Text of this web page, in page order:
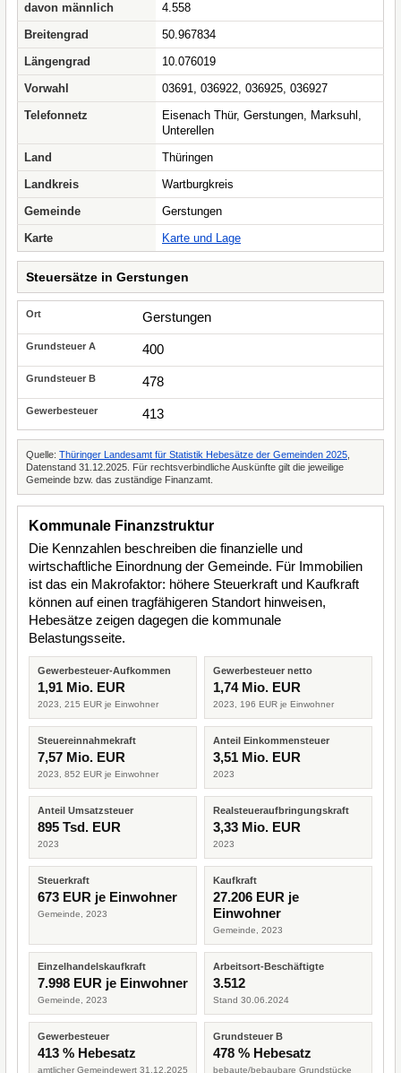
davon männlich
4.558
Breitengrad
50.967834
Längengrad
10.076019
Vorwahl
03691, 036922, 036925, 036927
Telefonnetz
Eisenach Thür, Gerstungen, Marksuhl,
Unterellen
Land
Thüringen
Landkreis
Wartburgkreis
Gemeinde
Gerstungen
Karte
Karte und Lage
Steuersätze in Gerstungen
Gerstungen
400
478
413
Quelle: Thüringer Landesamt für Statistik Hebesätze der Gemeinden 2025
Datenstand 31.12.2025. Für rechtsverbindliche Auskünfte gilt die jeweilige
Gemeinde bzw. das zuständige Finanzamt.
Kommunale Finanzstruktur
Die Kennzahlen beschreiben die finanzielle und
wirtschaftliche Einordnung der Gemeinde. Für Immobilien
ist das ein Makrofaktor: höhere Steuerkraft und Kaufkraft
können auf einen tragfähigeren Standort hinweisen,
Hebesätze zeigen dagegen die kommunale
Belastungsseite.
Gewerbesteuer-Aufkommen
1,91 Mio. EUR
2023, 215 EUR je Einwohner
Gewerbesteuer netto
1,74 Mio. EUR
2023, 196 EUR je Einwohner
Steuereinnahmekraft
7,57 Mio. EUR
2023, 852 EUR je Einwohner
Anteil Einkommensteuer
3,51 Mio. EUR
2023
Anteil Umsatzsteuer
895 Tsd. EUR
2023
Realsteueraufbringungskraft
3,33 Mio. EUR
2023
Steuerkraft
673 EUR je Einwohner
Gemeinde, 2023
Kaufkraft
27.206 EUR je
Einwohner
Gemeinde, 2023
Einzelhandelskaufkraft
7.998 EUR je Einwohner
Gemeinde, 2023
Arbeitsort-Beschäftigte
3.512
Stand 30.06.2024
Gewerbesteuer
413 % Hebesatz
amtlicher Gemeindewert 31.12.2025
Grundsteuer B
478 % Hebesatz
bebaute/bebaubare Grundstücke